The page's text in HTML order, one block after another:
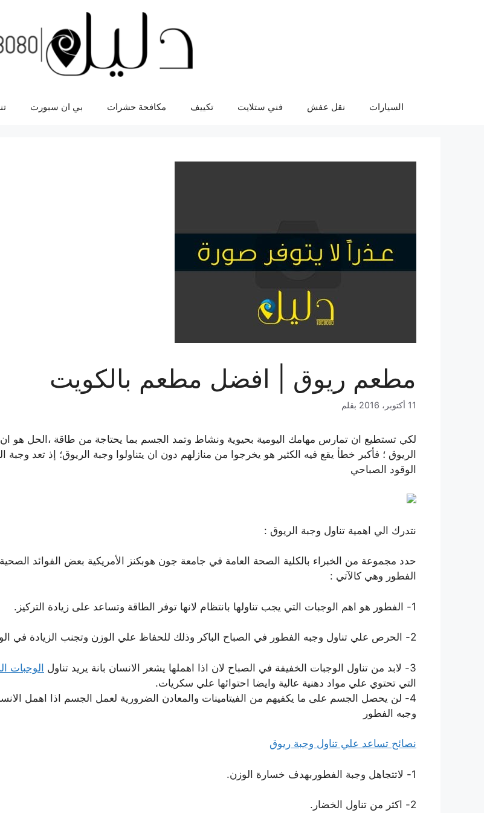
السيارات نقل عفش فني ستلايت تكييف مكافحة حشرات بي ان سبورت
مطعم ريوق | افضل مطعم بالكويت
11 أكتوبر، 2016 بقلم
لكي تستطيع ان تمارس مهامك اليومية بحيوية ونشاط وتمد الجسم بما يحتاجة من طاقة ،الحل هو ان
الريوق ؛ فأكبر خطأ يقع فيه الكثير هو يخرجوا من منازلهم دون ان يتناولوا وجبة الريوق؛ إذ تعد وجبة
الوقود الصباحي
نتدرك الي اهمية تناول وجبة الريوق :
حدد مجموعة من الخبراء بالكلية الصحة العامة في جامعة جون هوبكنز الأمريكية بعض الفوائد
الفطور وهي كالآتي :
1- الفطور هو اهم الوجبات التي يجب تناولها بانتظام لانها توفر الطاقة وتساعد على زيادة التركيز.
2- الحرص علي تناول وجبه الفطور في الصباح الباكر وذلك للحفاظ علي الوزن وتجنب الزيادة في الوزن
3- لابد من تناول الوجبات الخفيفة في الصباح لان اذا اهملها يشعر الانسان بانة يريد تناول
الوجبات
التي تحتوي علي مواد دهنية عالية وايضا احتوائها علي سكريات.
4- لن يحصل الجسم على ما يكفيهم من الفيتامينات والمعادن الضرورية لعمل الجسم اذا اهمل
وجبه الفطور
نصائح تساعد علي تناول وجبة ريوق
1- لاتتجاهل وجبة الفطوربهدف خسارة الوزن.
2- اكثر من تناول الخضار.